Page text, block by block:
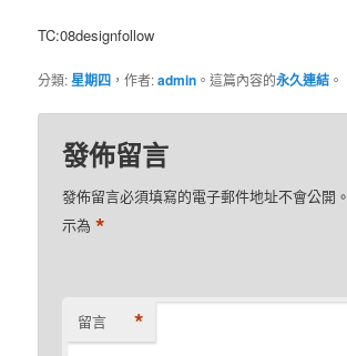
TC:08designfollow
分類:星期四 ，作者:admin 。這篇內容的永久連結 。
發佈留言
發佈留言必須填寫的電子郵件地址不會公開。
示為*
留言 *